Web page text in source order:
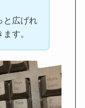
と広げれ
す。